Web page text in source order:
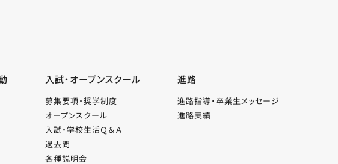
入試・オープンスクール
募集要項・奨学制度
オープンスクール
入試・学校生活Ｑ＆Ａ
過去問
各種説明会
進路
進路指導・卒業生メッセージ
進路実績